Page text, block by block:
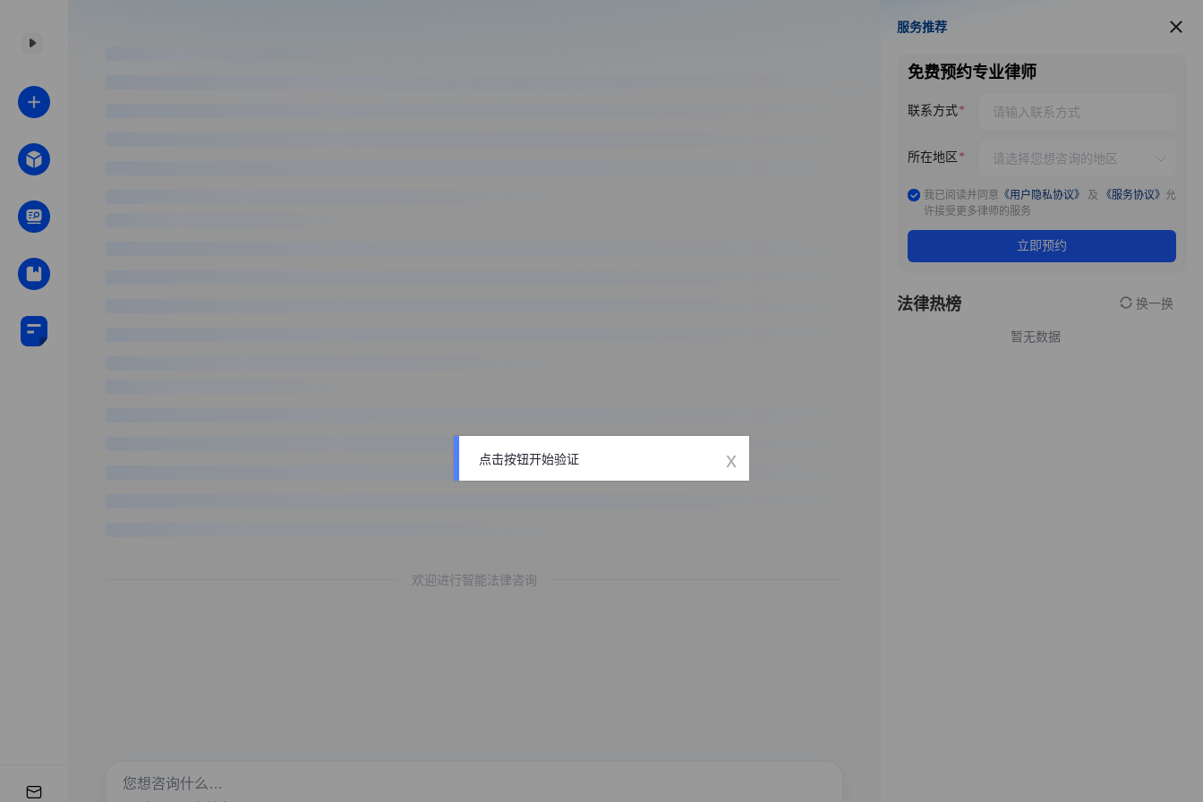
欢迎进行智能法律咨询
服务推荐
服务推荐
免费预约专业律师
联系方式
所在地区
我已阅读并同意 《用户隐私协议》 及 《服务协议》 允
许接受更多律师的服务
立即预约
法律热榜 换一换
暂无数据
点击按钮开始验证 x